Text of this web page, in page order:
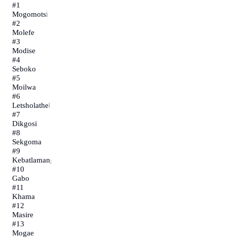
#1
Mogomotsi
#2
Molefe
#3
Modise
#4
Seboko
#5
Moilwa
#6
Letsholathebe
#7
Dikgosi
#8
Sekgoma
#9
Kebatlamang
#10
Gabo
#11
Khama
#12
Masire
#13
Mogae